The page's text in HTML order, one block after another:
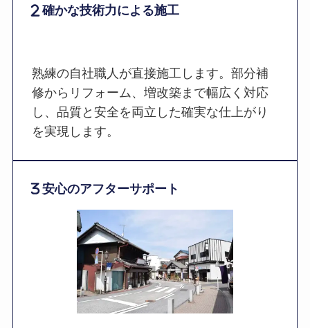
確かな技術力による施工
熟練の自社職人が直接施工します。部分補
修からリフォーム、増改築まで幅広く対応
し、品質と安全を両立した確実な仕上がり
を実現します。
安心のアフターサポート